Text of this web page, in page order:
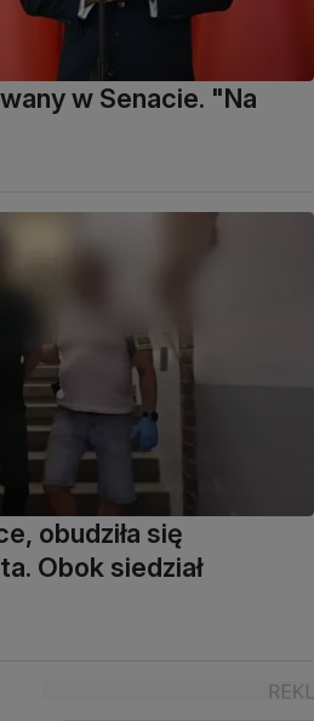
w Senacie. "Na
obudziła się
Obok siedział